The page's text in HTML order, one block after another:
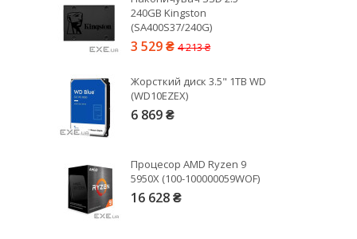
3
5
6
7,5
10
15
50
100
240GB Kingston
(SA400S37/240G)
3 529 ₴ 4 213 ₴
Жорсткий диск 3.5" 1TB WD
(WD10EZEX)
6 869 ₴
Процесор AMD Ryzen 9
5950X (100-100000059WOF)
16 628 ₴